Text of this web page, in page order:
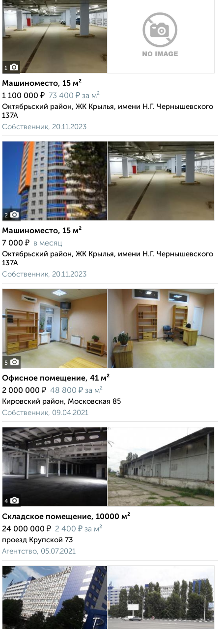
1
Машиноместо, 15 м²
1 100 000 ₽ 73 400 ₽ за м²
Октябрьский район, ЖК Крылья, имени Н.Г. Чернышевского
137А
Собственник, 20.11.2023
2
Машиноместо, 15 м²
7 000 ₽ в месяц
Октябрьский район, ЖК Крылья, имени Н.Г. Чернышевского
137А
Собственник, 20.11.2023
5
Офисное помещение, 41 м²
2 000 000 ₽ 48 800 ₽ за м²
Кировский район, Московская 85
Собственник, 09.04.2021
4
Складское помещение, 10000 м²
24 000 000 ₽ 2 400 ₽ за м²
проезд Крупской 73
Агентство, 05.07.2021